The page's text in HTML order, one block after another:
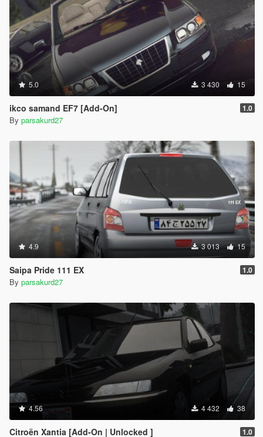
5.0 3 430 15
ikco samand EF7 [Add-On] 1.0
By parsakurd27
4.9 3 013 15
Saipa Pride 111 EX 1.0
By parsakurd27
4.56 4 432 38
Citroën Xantia [Add-On | Unlocked ] 1.0